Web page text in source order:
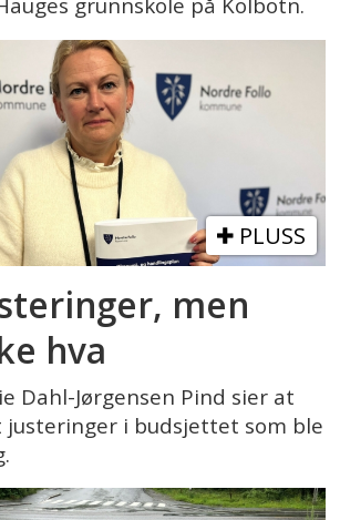
grunnskole på Kolbotn.
PLUSS
men
hva
Dahl-Jørgensen Pind sier at
i budsjettet som ble